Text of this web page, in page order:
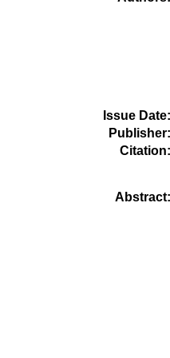
Issue Date
Publisher
Citation
Abstract